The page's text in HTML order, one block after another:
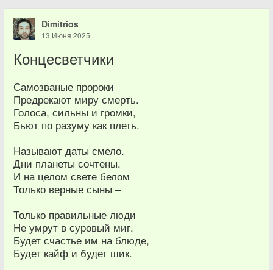
Dimitrios
13 Июня 2025
Концесветчики
Самозваные пророки
Предрекают миру смерть.
Голоса, сильны и громки,
Бьют по разуму как плеть.
Называют даты смело.
Дни планеты сочтены.
И на целом свете белом
Только верные сыны –
Только правильные люди
Не умрут в суровый миг.
Будет счастье им на блюде,
Будет кайф и будет шик.